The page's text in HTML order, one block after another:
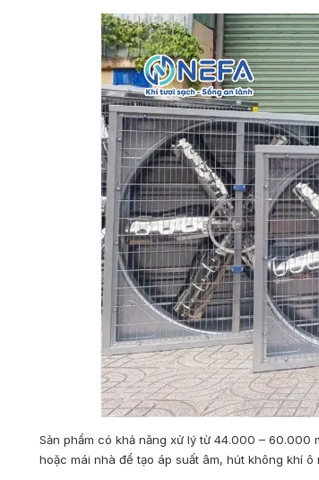
Sản phẩm có khả năng xử lý từ 44.000 – 60.000
hoặc mái nhà để tạo áp suất âm, hút không khí